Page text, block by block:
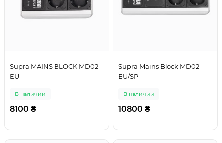
Supra MAINS BLOCK MD02-
EU
В наличии
8100 ₴
Supra Mains Block MD02-
EU/SP
В наличии
10800 ₴